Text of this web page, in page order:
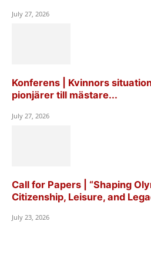
July 27, 2026
Konferens | Kvinnors
pionjärer till mästare...
July 27, 2026
Call for Papers | “Shaping
Citizenship, Leisure, and
July 23, 2026